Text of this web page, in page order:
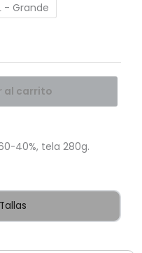
- Grande
al carrito
40%, tela 280g.